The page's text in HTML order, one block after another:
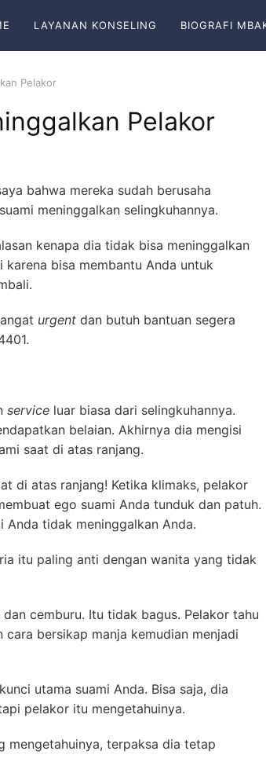
LAYANAN KONSELING BIOGRAFI
Pelakor
Pelakor
bahwa mereka sudah berusaha
meninggalkan selingkuhannya.
kenapa dia tidak bisa meninggalkan
karena bisa membantu Anda untuk
urgent dan butuh bantuan segera
service luar biasa dari selingkuhannya.
belaian. Akhirnya dia mengisi
saat di atas ranjang.
di atas ranjang! Ketika klimaks, pelakor
ego suami Anda tunduk dan patuh.
Anda tidak meninggalkan Anda.
itu paling anti dengan wanita yang tidak
cemburu. Itu tidak bagus. Pelakor tahu
bersikap manja kemudian menjadi
utama suami Anda. Bisa saja, dia
pelakor itu mengetahuinya.
mengetahuinya, terpaksa dia tetap